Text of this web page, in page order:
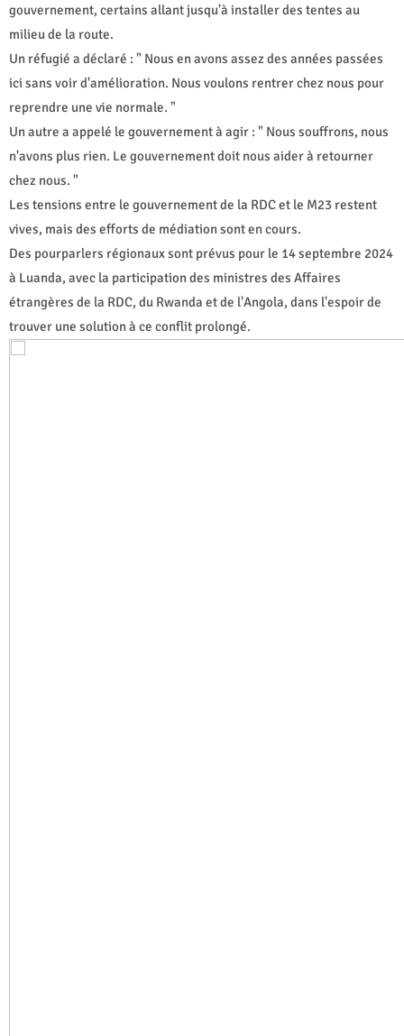
gouvernement, certains allant jusqu'à installer des tentes au
milieu de la route.
Un réfugié a déclaré : " Nous en avons assez des années passées
ici sans voir d'amélioration. Nous voulons rentrer chez nous pour
reprendre une vie normale. "
Un autre a appelé le gouvernement à agir : " Nous souffrons, nous
n'avons plus rien. Le gouvernement doit nous aider à retourner
chez nous. "
Les tensions entre le gouvernement de la RDC et le M23 restent
vives, mais des efforts de médiation sont en cours.
Des pourparlers régionaux sont prévus pour le 14 septembre 2024
à Luanda, avec la participation des ministres des Affaires
étrangères de la RDC, du Rwanda et de l'Angola, dans l'espoir de
trouver une solution à ce conflit prolongé.